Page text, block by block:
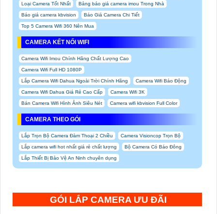
Loại Camera Tốt Nhất Bảng báo giá camera imou Trong Nhà
Báo giá camera kbvision Báo Giá Camera Chi Tiết
Top 5 Camera Wifi 360 Nên Mua
CAMERA KẾT NỐI WIFI
Camera Wifi Imou Chính Hãng Chất Lượng Cao
Camera Wifi Full HD 1080P
Lắp Camera Wifi Dahua Ngoài Trời Chính Hãng Camera Wifi Báo Động
Camera Wifi Dahua Giá Rẻ Cao Cấp Camera Wifi 3K
Bán Camera Wifi Hình Ảnh Siêu Nét Camera wifi kbvision Full Color
CAMERA THEO GÓI
Lắp Trọn Bộ Camera Đàm Thoại 2 Chiều Camera Visioncop Trọn Bộ
Lắp camera wifi hot nhất giá rẻ chất lượng Bộ Camera Có Báo Đông
Lắp Thiết Bị Bảo Vệ An Ninh chuyên dụng
GÓI LẮP CAMERA ƯU ĐÃI